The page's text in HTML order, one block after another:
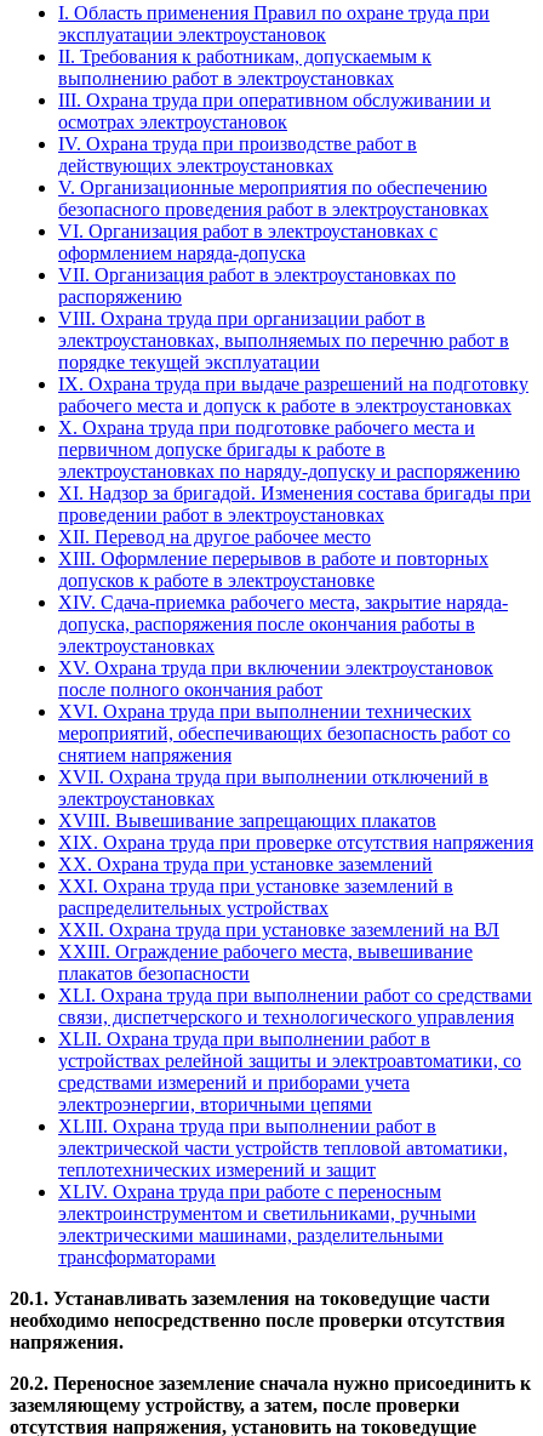
I. Область применения Правил по охране труда при
эксплуатации электроустановок
II. Требования к работникам, допускаемым к
выполнению работ в электроустановках
III. Охрана труда при оперативном обслуживании и
осмотрах электроустановок
IV. Охрана труда при производстве работ в
действующих электроустановках
V. Организационные мероприятия по обеспечению
безопасного проведения работ в электроустановках
VI. Организация работ в электроустановках с
оформлением наряда-допуска
VII. Организация работ в электроустановках по
распоряжению
VIII. Охрана труда при организации работ в
электроустановках, выполняемых по перечню работ в
порядке текущей эксплуатации
IX. Охрана труда при выдаче разрешений на подготовку
рабочего места и допуск к работе в электроустановках
X. Охрана труда при подготовке рабочего места и
первичном допуске бригады к работе в
электроустановках по наряду-допуску и распоряжению
XI. Надзор за бригадой. Изменения состава бригады при
проведении работ в электроустановках
XII. Перевод на другое рабочее место
XIII. Оформление перерывов в работе и повторных
допусков к работе в электроустановке
XIV. Сдача-приемка рабочего места, закрытие наряда-
допуска, распоряжения после окончания работы в
электроустановках
XV. Охрана труда при включении электроустановок
после полного окончания работ
XVI. Охрана труда при выполнении технических
мероприятий, обеспечивающих безопасность работ со
снятием напряжения
XVII. Охрана труда при выполнении отключений в
электроустановках
XVIII. Вывешивание запрещающих плакатов
XIX. Охрана труда при проверке отсутствия напряжения
XX. Охрана труда при установке заземлений
XXI. Охрана труда при установке заземлений в
распределительных устройствах
XXII. Охрана труда при установке заземлений на ВЛ
XXIII. Ограждение рабочего места, вывешивание
плакатов безопасности
XLI. Охрана труда при выполнении работ со средствами
связи, диспетчерского и технологического управления
XLII. Охрана труда при выполнении работ в
устройствах релейной защиты и электроавтоматики, со
средствами измерений и приборами учета
электроэнергии, вторичными цепями
XLIII. Охрана труда при выполнении работ в
электрической части устройств тепловой автоматики,
теплотехнических измерений и защит
XLIV. Охрана труда при работе с переносным
электроинструментом и светильниками, ручными
электрическими машинами, разделительными
трансформаторами
20.1. Устанавливать заземления на токоведущие части
необходимо непосредственно после проверки отсутствия
напряжения.
20.2. Переносное заземление сначала нужно присоединить к
заземляющему устройству, а затем, после проверки
отсутствия напряжения, установить на токоведущие